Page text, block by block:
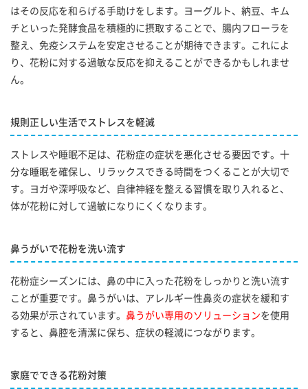
はその反応を和らげる手助けをします。ヨーグルト、納豆、キム
チといった発酵食品を積極的に摂取することで、腸内フローラを
整え、免疫システムを安定させることが期待できます。これによ
り、花粉に対する過敏な反応を抑えることができるかもしれませ
ん。
規則正しい生活でストレスを軽減
ストレスや睡眠不足は、花粉症の症状を悪化させる要因です。十
分な睡眠を確保し、リラックスできる時間をつくることが大切で
す。ヨガや深呼吸など、自律神経を整える習慣を取り入れると、
体が花粉に対して過敏になりにくくなります。
鼻うがいで花粉を洗い流す
花粉症シーズンには、鼻の中に入った花粉をしっかりと洗い流す
ことが重要です。鼻うがいは、アレルギー性鼻炎の症状を緩和す
る効果が示されています。 鼻うがい専用のソリューションを使用
すると、鼻腔を清潔に保ち、症状の軽減につながります。
家庭でできる花粉対策